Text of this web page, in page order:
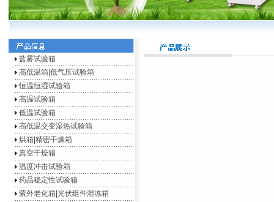
盐雾试验箱
高低温箱|低气压试验箱
恒温恒湿试验箱
高温试验箱
低温试验箱
高低温交变湿热试验箱
烘箱|精密干燥箱
真空干燥箱
温度冲击试验箱
药品稳定性试验箱
紫外老化箱|光伏组件湿冻箱